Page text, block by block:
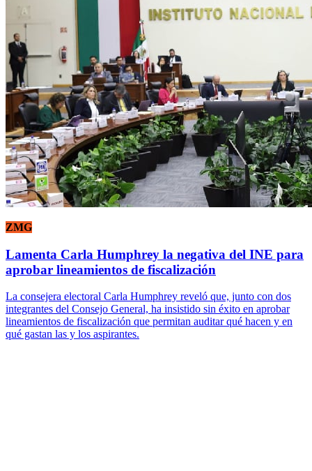
ZMG
Lamenta Carla Humphrey la negativa del INE para
aprobar lineamientos de fiscalización
La consejera electoral Carla Humphrey reveló que, junto con dos
integrantes del Consejo General, ha insistido sin éxito en aprobar
lineamientos de fiscalización que permitan auditar qué hacen y en
qué gastan las y los aspirantes.